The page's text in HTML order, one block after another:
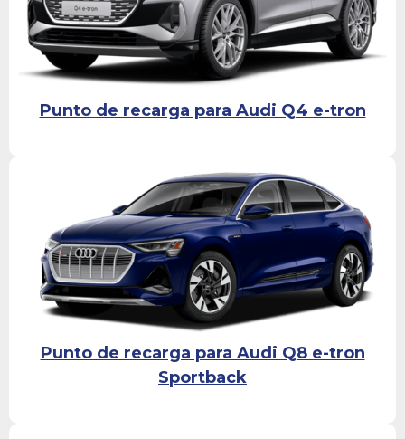
Punto de recarga para Audi Q4 e-tron
Punto de recarga para Audi Q8 e-tron
Sportback